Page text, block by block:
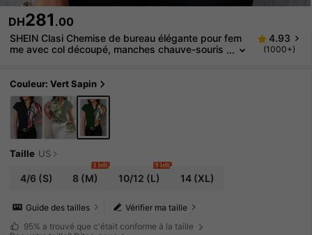
DH281 .00
SHEIN Clasi Chemise de bureau élégante pour fem
me avec col découpé, manches chauve-souris
4.93
(1000+)
Couleur: Vert Sapin
Taille US
4/6 (S) 8 (M)
1 left
10/12 (L)
9 left
14(XL)
Vérifier ma taille
Guide des tailles
95% a trouvé que c'était conforme à la taille